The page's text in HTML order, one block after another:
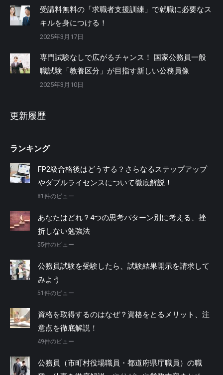
受講料無料の「求職者支援訓練」で就職に必要なス
キルを身につける！
2025年3月17日
専門試験なしで広がるチャンス！ 国家公務員一般
職試験「教養区分」が目指す新しい公務員像
2025年3月10日
更新履歴
ランキング
FP2級合格後はどうする？さらなるステップアップ
やダブルライセンスについて徹底解説！
81件のビュー
あなたはどれ？4つの思考パターン別に考える、挫
折しない勉強法
55件のビュー
公務員試験を受験したら、試験結果開示を請求して
みよう
51件のビュー
資格を取得するのはなぜ？資格をとるメリット、注
意点を徹底解説！
49件のビュー
公務員（市町村役場職員・都道府県庁職員）の職